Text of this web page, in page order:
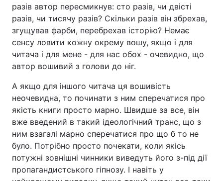
разів автор пересмикнув: сто разів, чи двісті
разів, чи тисячу разів? Скільки разів він збрехав,
згущував фарби, перебрехав історію? Немає
сенсу ловити кожну окрему вошу, якщо і для
читача і для мене - для нас обох - очевидно, що
автор вошивий з голови до ніг.
А якщо для іншого читача ця вошивість
неочевидна, то починати з ним сперечатися про
якість книги просто марно. Швидше за все, він
вже введений в такий ідеологічний транс, що з
ним взагалі марно сперечатися про що б то не
було. Потрібно просто почекати, коли якісь
потужні зовнішні чинники виведуть його з-під дії
пропагандистського гіпнозу. І навіть у